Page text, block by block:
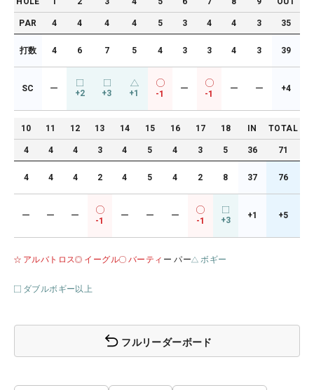
PAR 4 4 4 4 5 3 4 4 3 35
打数 4 6 7 5 4 3 3 4 3 39
SC ー +2 +3 +1 -1
ー
-1
ー ー +4
10 11 12 13 14 15 16 17 18 IN TOTAL
4 4 4 3 4 5 4 3 5 36 71
4 4 4 2 4 5 4 2 8 37 76
ー ー ー
-1
ー ー ー
-1 +3 +1 +5
アルバトロス イーグル バーティ ー パー ボギー
ダブルボギー以上
フルリーダーボード